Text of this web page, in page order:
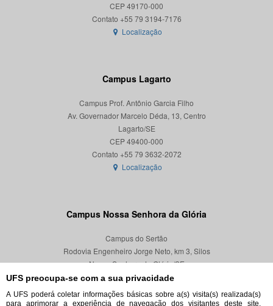
UFS preocupa-se com a sua privacidade
A UFS poderá coletar informações básicas sobre a(s) visita(s) realizada(s)
para aprimorar a experiência de navegação dos visitantes deste site,
CEP 49170-000
Localização
Campus Lagarto
Campus Prof. Antônio Garcia Filho
Av. Governador Marcelo Déda, 13, Centro
Lagarto/SE
CEP 49400-000
Localização
Campus Nossa Senhora da Glória
Campus do Sertão
Rodovia Engenheiro Jorge Neto, km 3, Silos
Nossa Senhora da Glória/SE
CEP 49680-000
Localização